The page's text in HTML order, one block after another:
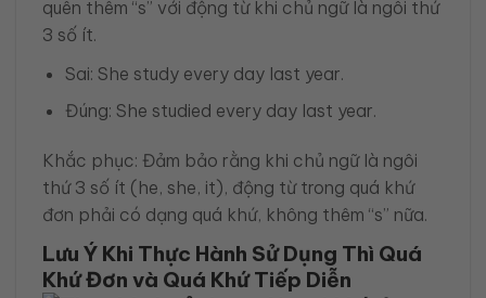
quên thêm “s” với động từ khi chủ ngữ là ngôi thứ
3 số ít.
Sai: She study every day last year.
Đúng: She studied every day last year.
Khắc phục: Đảm bảo rằng khi chủ ngữ là ngôi
thứ 3 số ít (he, she, it), động từ trong quá khứ
đơn phải có dạng quá khứ, không thêm “s” nữa.
Lưu Ý Khi Thực Hành Sử Dụng Thì Quá
Khứ Đơn và Quá Khứ Tiếp Diễn